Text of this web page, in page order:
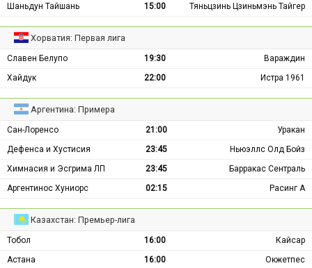
Шаньдун Тайшань
15:00 Тяньцзинь Цзиньмэнь Тайгер
Хорватия: Первая лига
Славен Белупо 19:30
Вараждин
Хайдук
22:00 Истра 1961
Аргентина: Примера
Сан-Лоренсо 21:00
Уракан
Дефенса и Хустисия
23:45
Ньюэллс Олд Бойз
Химнасия и Эсгрима ЛП
23:45
Барракас Сентраль
Аргентинос Хуниорс
02:15 Расинг А
Казахстан: Премьер-лига
Тобол 16:00
Кайсар
Астана
16:00
Окжетпес